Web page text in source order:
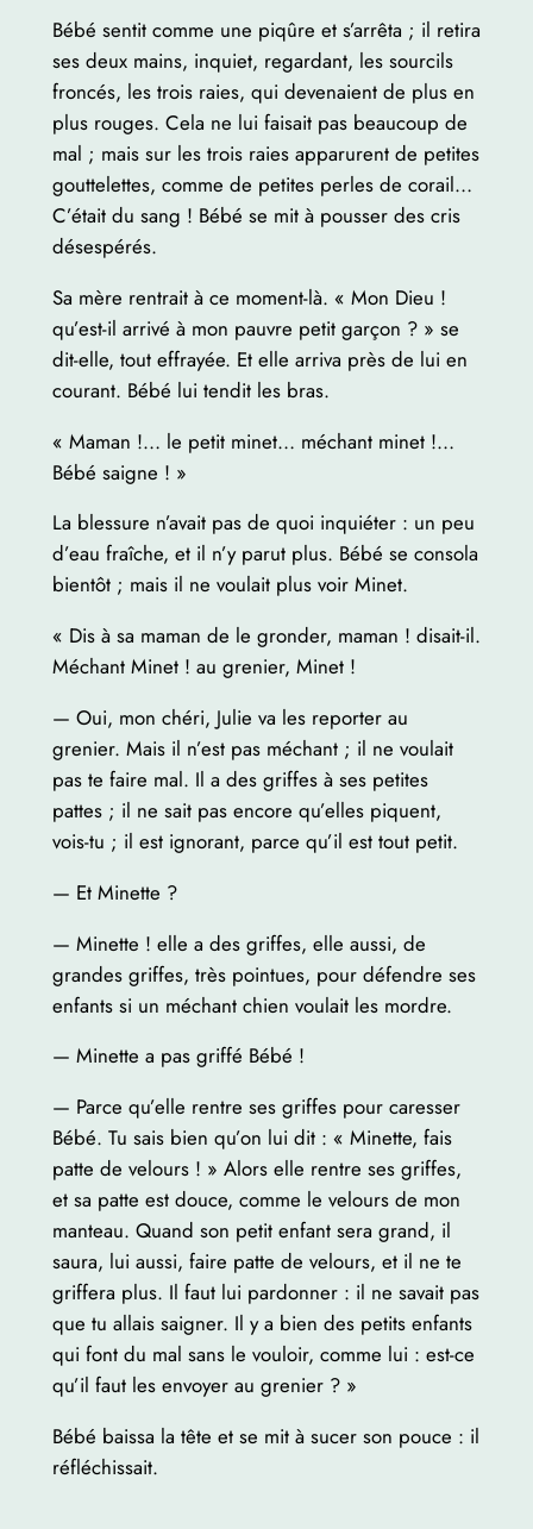
Bébé sentit comme une piqûre et s’arrêta ; il retira
ses deux mains, inquiet, regardant, les sourcils
froncés, les trois raies, qui devenaient de plus en
plus rouges. Cela ne lui faisait pas beaucoup de
mal ; mais sur les trois raies apparurent de petites
gouttelettes, comme de petites perles de corail…
C’était du sang ! Bébé se mit à pousser des cris
désespérés.
Sa mère rentrait à ce moment-là. « Mon Dieu !
qu’est-il arrivé à mon pauvre petit garçon ? » se
dit-elle, tout effrayée. Et elle arriva près de lui en
courant. Bébé lui tendit les bras.
« Maman !… le petit minet… méchant minet !…
Bébé saigne ! »
La blessure n’avait pas de quoi inquiéter : un peu
d’eau fraîche, et il n’y parut plus. Bébé se consola
bientôt ; mais il ne voulait plus voir Minet.
« Dis à sa maman de le gronder, maman ! disait-il.
Méchant Minet ! au grenier, Minet !
— Oui, mon chéri, Julie va les reporter au
grenier. Mais il n’est pas méchant ; il ne voulait
pas te faire mal. Il a des griffes à ses petites
pattes ; il ne sait pas encore qu’elles piquent,
vois-tu ; il est ignorant, parce qu’il est tout petit.
— Et Minette ?
— Minette ! elle a des griffes, elle aussi, de
grandes griffes, très pointues, pour défendre ses
enfants si un méchant chien voulait les mordre.
— Minette a pas griffé Bébé !
— Parce qu’elle rentre ses griffes pour caresser
Bébé. Tu sais bien qu’on lui dit : « Minette, fais
patte de velours ! » Alors elle rentre ses griffes,
et sa patte est douce, comme le velours de mon
manteau. Quand son petit enfant sera grand, il
saura, lui aussi, faire patte de velours, et il ne te
griffera plus. Il faut lui pardonner : il ne savait pas
que tu allais saigner. Il y a bien des petits enfants
qui font du mal sans le vouloir, comme lui : est-ce
qu’il faut les envoyer au grenier ? »
Bébé baissa la tête et se mit à sucer son pouce : il
réfléchissait.